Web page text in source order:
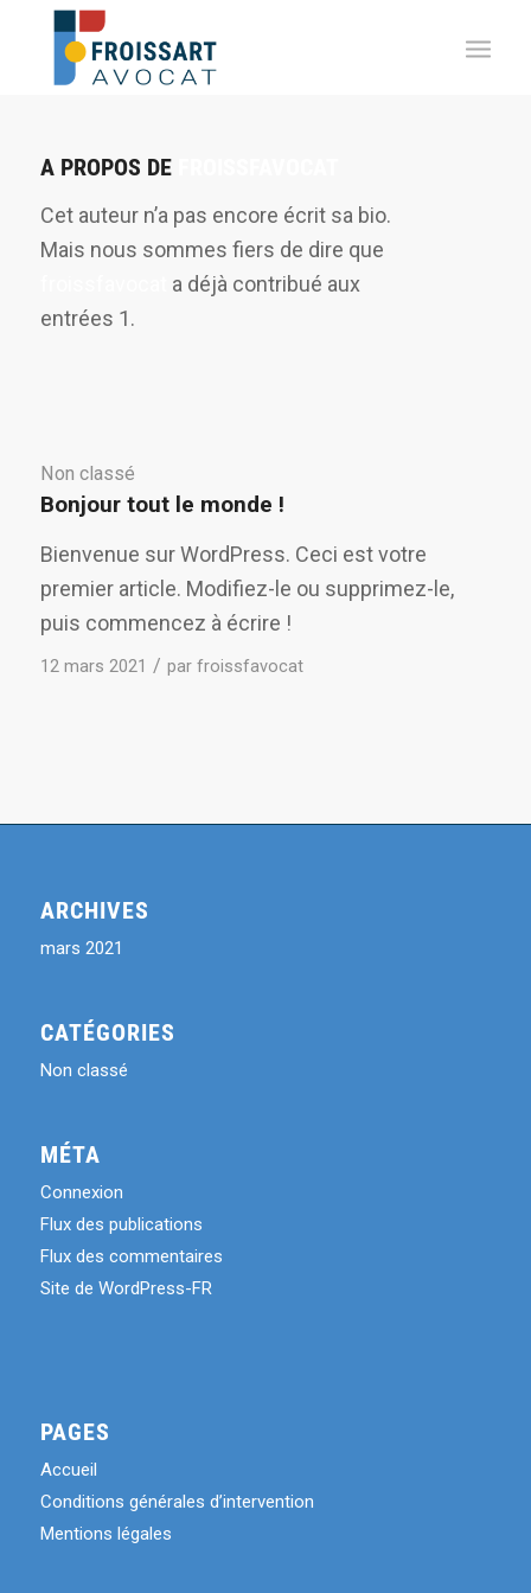
A PROPOS DE
Cet auteur n’a pas encore écrit sa bio.
Mais nous sommes fiers de dire que
a déjà contribué aux
entrées 1.
Non classé
Bonjour tout le monde !
Bienvenue sur WordPress. Ceci est votre
premier article. Modifiez-le ou supprimez-le,
puis commencez à écrire !
12 mars 2021 / par froissfavocat
ARCHIVES
mars 2021
CATÉGORIES
Non classé
MÉTA
Connexion
Flux des publications
Flux des commentaires
Site de WordPress-FR
PAGES
Accueil
Conditions générales d’intervention
Mentions légales